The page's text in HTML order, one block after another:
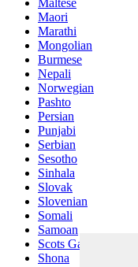
Maori
Marathi
Mongolian
Burmese
Nepali
Norwegian
Pashto
Persian
Punjabi
Serbian
Sesotho
Sinhala
Slovak
Slovenian
Somali
Samoan
Scots Gaelic
Shona